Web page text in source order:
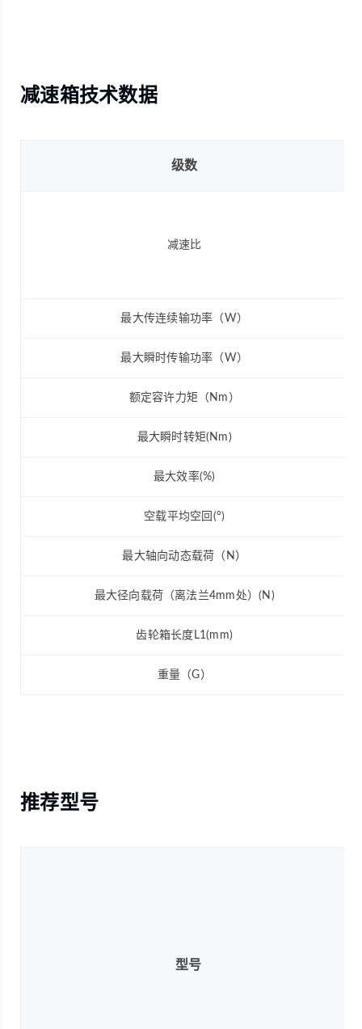
减速箱技术数据
级数
减速比
最大传连续输功率（W）
最大瞬时传输功率（W）
额定容许力矩（Nm）
最大瞬时转矩(Nm)
最大效率(%)
空载平均空回(°)
最大轴向动态载荷（N）
最大径向载荷（离法兰4mm处）(N)
齿轮箱长度L1(mm)
重量（G）
推荐型号
型号